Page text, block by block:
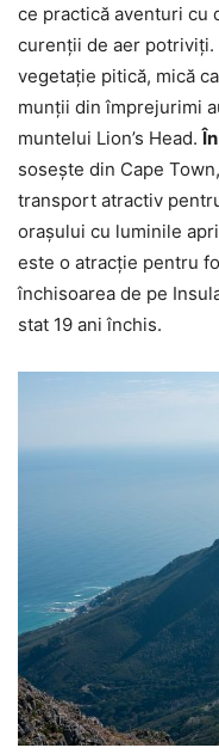
ce practică aventuri cu
curenții de aer potriviți.
vegetație pitică, mică
munții din împrejurimi
muntelui Lion’s Head.
sosește din Cape Town,
transport atractiv
orașului cu luminile
este o atracție pentru
închisoarea de pe
stat 19 ani închis.